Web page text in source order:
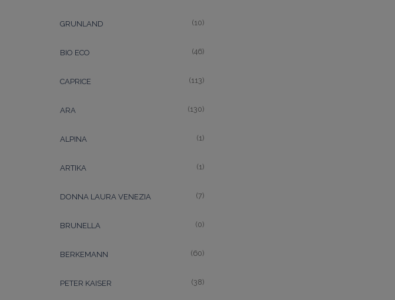
GRUNLAND (10)
BIO ECO (46)
CAPRICE (113)
ARA (130)
ALPINA (1)
ARTIKA (1)
DONNA LAURA VENEZIA (7)
BRUNELLA (0)
BERKEMANN (60)
PETER KAISER (38)